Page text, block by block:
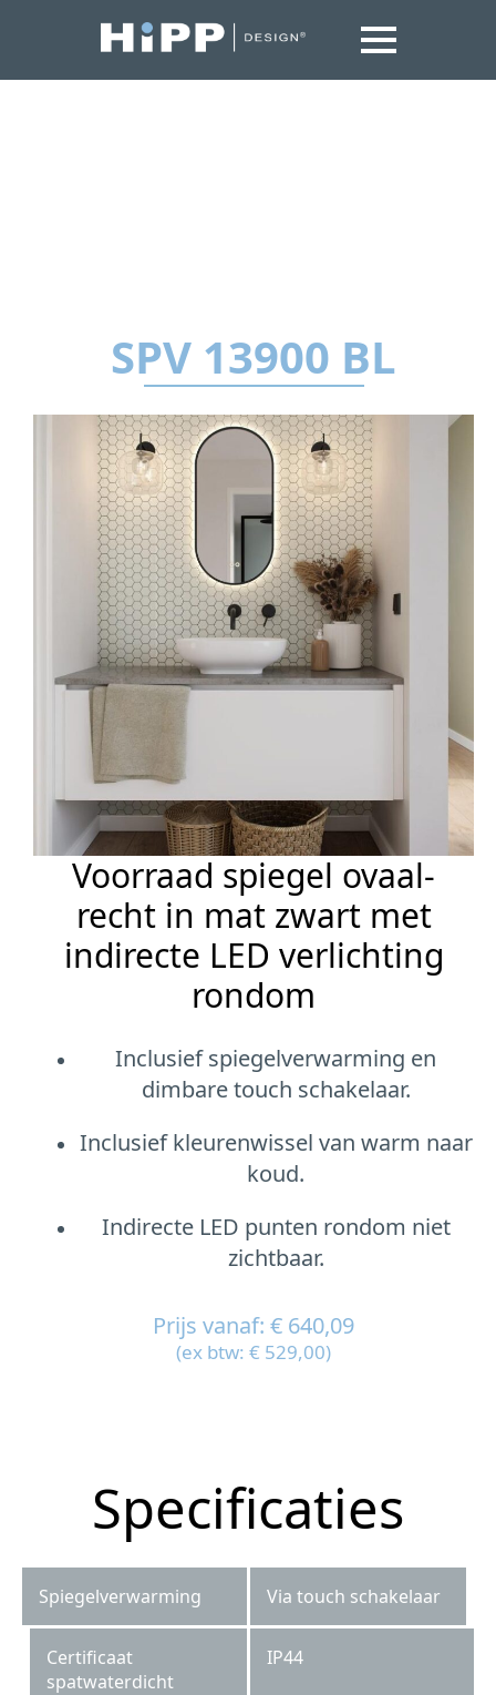
SPV 13900 BL
Voorraad spiegel ovaal-
recht in mat zwart met
indirecte LED verlichting
rondom
Inclusief spiegelverwarming en
dimbare touch schakelaar.
Inclusief kleurenwissel van warm naar
koud.
Indirecte LED punten rondom niet
zichtbaar.
Prijs vanaf: € 640,09
(ex btw: € 529,00)
Specificaties
Spiegelverwarming Via touch schakelaar
Certificaat
spatwaterdicht
IP44